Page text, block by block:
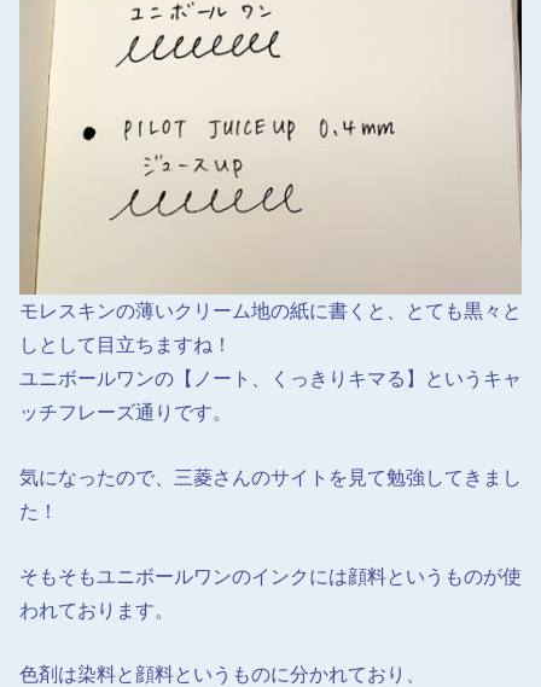
モレスキンの薄いクリーム地の紙に書くと、とても黒々と
しとして目立ちますね！
ユニボールワンの【ノート、くっきりキマる】というキャ
ッチフレーズ通りです。
気になったので、三菱さんのサイトを見て勉強してきまし
た！
そもそもユニボールワンのインクには顔料というものが使
われております。
色剤は染料と顔料というものに分かれており、